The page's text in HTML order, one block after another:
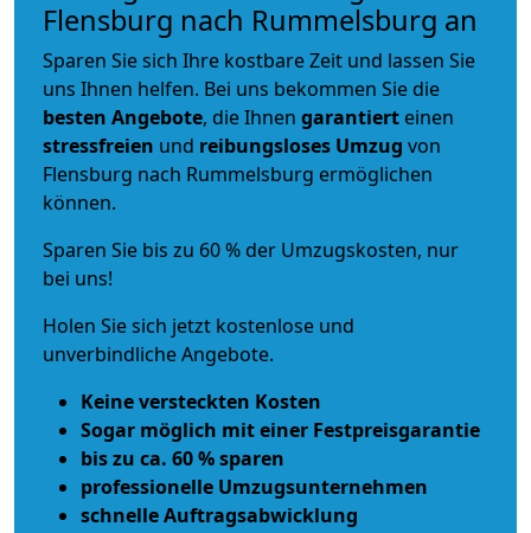
Flensburg nach Rummelsburg an
Sparen Sie sich Ihre kostbare Zeit und lassen Sie
uns Ihnen helfen. Bei uns bekommen Sie die
besten Angebote, die Ihnen garantiert einen
stressfreien und reibungsloses Umzug von
Flensburg nach Rummelsburg ermöglichen
können.
Sparen Sie bis zu 60 % der Umzugskosten, nur
bei uns!
Holen Sie sich jetzt kostenlose und
unverbindliche Angebote.
Keine versteckten Kosten
Sogar möglich mit einer Festpreisgarantie
bis zu ca. 60 % sparen
professionelle Umzugsunternehmen
schnelle Auftragsabwicklung